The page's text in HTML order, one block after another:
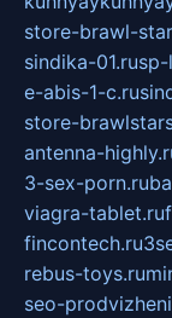
store-brawl-
sindika-01.ru
e-abis-1-c.ru
store-
antenna-
3-sex-porn.ru
viagra-tablet.ru
fincontech.ru
rebus-toys.ru
seo-